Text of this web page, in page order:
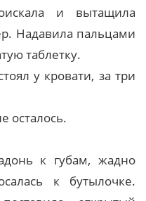
и вытащила
Надавила пальцами
таблетку.
у кровати, за три
осталось.
к губам, жадно
к бутылочке.